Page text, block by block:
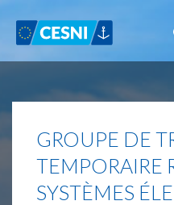
GROUPE DE
TEMPORAIRE
SYSTÈMES